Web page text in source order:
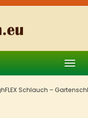
Schlauch –